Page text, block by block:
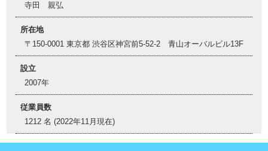
寺田 親弘
所在地
〒150-0001 東京都 渋谷区神宮前5-52-2 青山オーバルビル13F
設立
2007年
従業員数
1212 名 (2022年11月現在)